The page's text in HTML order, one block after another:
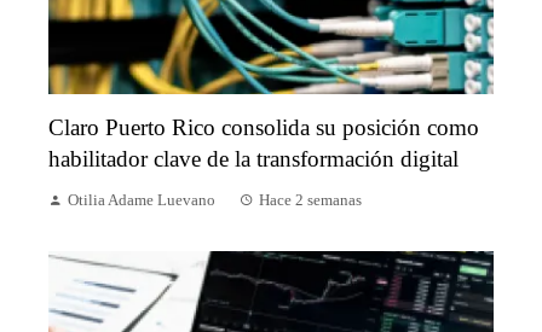
Claro Puerto Rico consolida su posición como
habilitador clave de la transformación digital
Otilia Adame Luevano Hace 2 semanas